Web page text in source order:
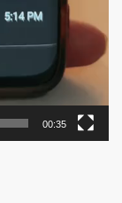
00:35